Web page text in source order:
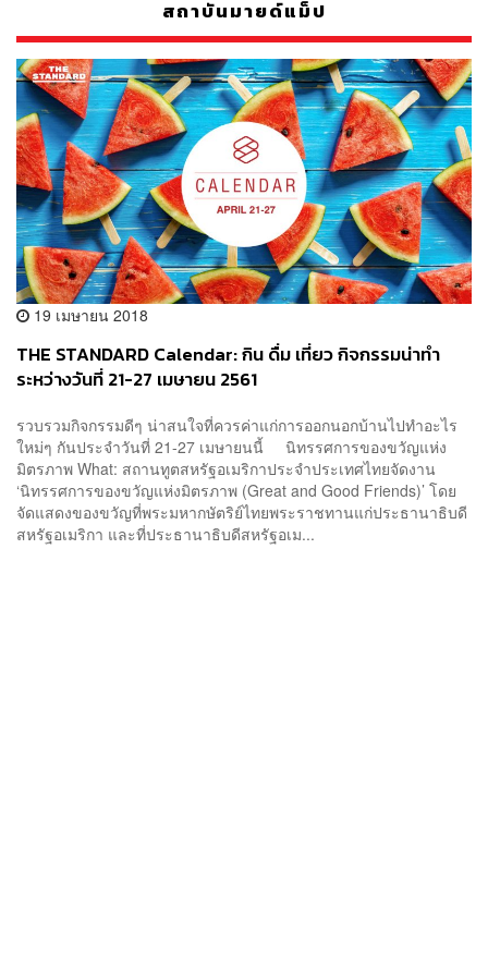
สถาบันมายด์แม็ป
19 เมษายน 2018
THE STANDARD Calendar: กิน ดื่ม เที่ยว กิจกรรมน่าทำ
ระหว่างวันที่ 21-27 เมษายน 2561
รวบรวมกิจกรรมดีๆ น่าสนใจที่ควรค่าแก่การออกนอกบ้านไปทำอะไร
ใหม่ๆ กันประจำวันที่ 21-27 เมษายนนี้ นิทรรศการของขวัญแห่ง
มิตรภาพ What: สถานทูตสหรัฐอเมริกาประจำประเทศไทยจัดงาน
‘นิทรรศการของขวัญแห่งมิตรภาพ (Great and Good Friends)’ โดย
จัดแสดงของขวัญที่พระมหากษัตริย์ไทยพระราชทานแก่ประธานาธิบดี
สหรัฐอเมริกา และที่ประธานาธิบดีสหรัฐอเม...